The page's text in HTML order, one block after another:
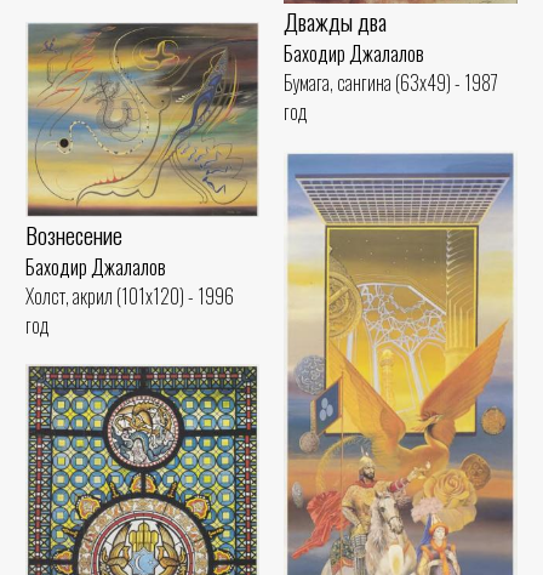
Дважды два
Баходир Джалалов
Бумага, сангина (63x49) - 1987
год
Вознесение
Баходир Джалалов
Холст, акрил (101x120) - 1996
год